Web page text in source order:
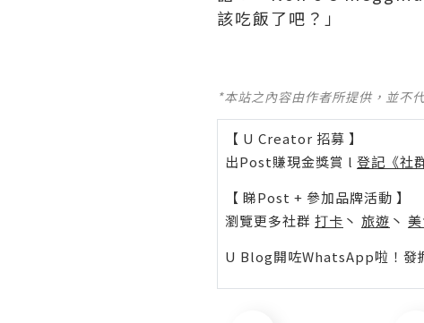
該吃飯了吧？」
*本站之內容由作者所提供，並不
【 U Creator 招募 】
出Post賺現金獎賞 l 登記《社
【 睇Post + 參加品牌活動 】
瀏覽更多社群 打卡 丶 旅遊 丶
U Blog開咗WhatsApp啦！發